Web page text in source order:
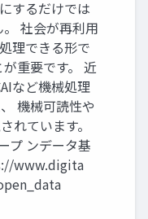
するだけでは
社会が再利用
理できる形で
重要です。 近
など機械処理
機械可読性や
れています。
プ ンデータ基
www.digita